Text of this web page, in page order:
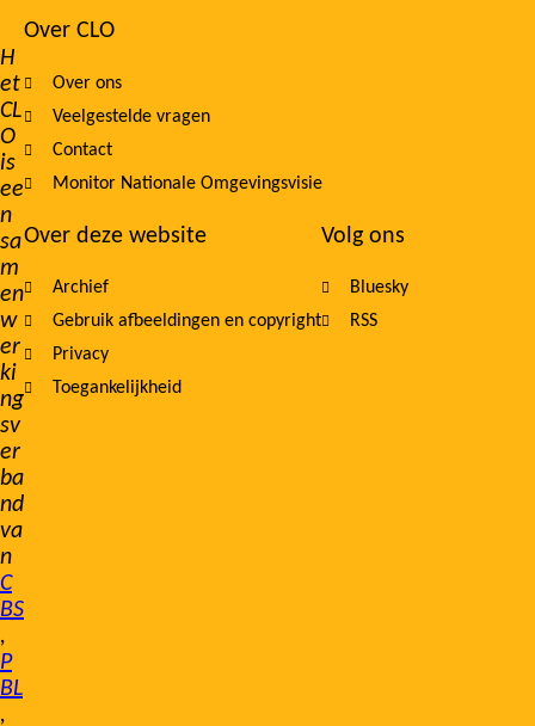
H
et
CL
O
is
ee
n
sa
m
en
w
er
ki
ng
sv
er
ba
nd
va
n
C
BS
,
P
BL
,
Footer
navigation
Over CLO
Over ons
Veelgestelde vragen
Contact
Monitor Nationale Omgevingsvisie
Over deze website
Archief
Gebruik afbeeldingen en copyright
Privacy
Toegankelijkheid
Volg ons
Bluesky
RSS